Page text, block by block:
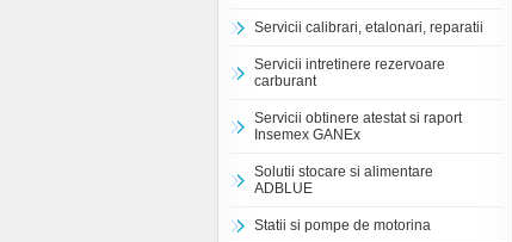
Servicii calibrari, etalonari, reparatii
Servicii intretinere rezervoare
carburant
Servicii obtinere atestat si raport
Insemex GANEx
Solutii stocare si alimentare
ADBLUE
Statii si pompe de motorina